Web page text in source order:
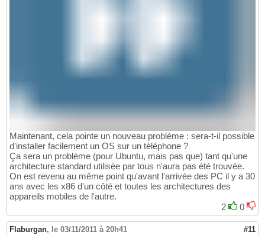
Maintenant, cela pointe un nouveau problème : sera-t-il possible
d'installer facilement un OS sur un téléphone ?
Ça sera un problème (pour Ubuntu, mais pas que) tant qu'une
architecture standard utilisée par tous n'aura pas été trouvée.
On est revenu au même point qu'avant l'arrivée des PC il y a 30
ans avec les x86 d'un côté et toutes les architectures des
appareils mobiles de l'autre.
2
0
Flaburgan, le 03/11/2011 à 20h41 #11